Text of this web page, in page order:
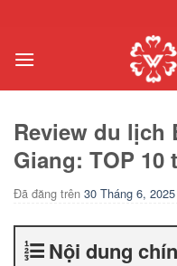
nội
Review du lịch
Giang: TOP
Đã đăng trên 30 Tháng 6, 2025
Nội dung